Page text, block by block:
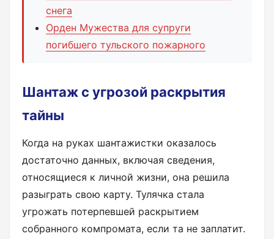
снега
Орден Мужества для супруги
погибшего тульского пожарного
Шантаж с угрозой раскрытия
тайны
Когда на руках шантажистки оказалось
достаточно данных, включая сведения,
относящиеся к личной жизни, она решила
разыграть свою карту. Тулячка стала
угрожать потерпевшей раскрытием
собранного компромата, если та не заплатит.